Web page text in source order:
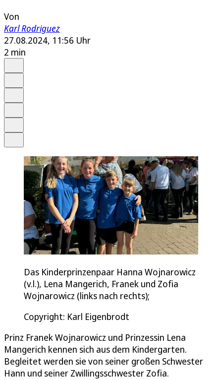
Von
Karl Rodriguez
27.08.2024, 11:56 Uhr
2 min
Das Kinderprinzenpaar Hanna Wojnarowicz
(v.l.), Lena Mangerich, Franek und Zofia
Wojnarowicz (links nach rechts);
Copyright: Karl Eigenbrodt
Prinz Franek Wojnarowicz und Prinzessin Lena
Mangerich kennen sich aus dem Kindergarten.
Begleitet werden sie von seiner großen Schwester
Hann und seiner Zwillingsschwester Zofia.